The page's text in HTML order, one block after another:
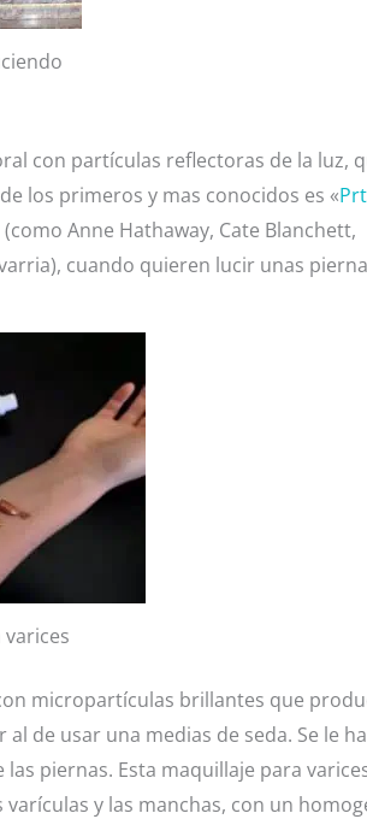
con partículas reflectoras de la luz,
los primeros y mas conocidos es «
Anne Hathaway, Cate Blanchett,
cuando quieren lucir unas
micropartículas brillantes que
de usar una medias de seda. Se le ha
piernas. Esta maquillaje para
y las manchas, con un